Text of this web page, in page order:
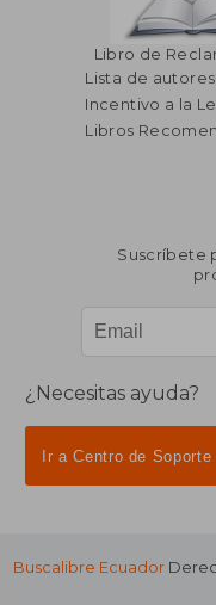
45%
dcto. $
Libro de
Lista de autores
Incentivo a la
Libros
Suscríbete
¿Necesitas ayuda?
Ir a Centro de Soporte
Buscalibre Ecuador